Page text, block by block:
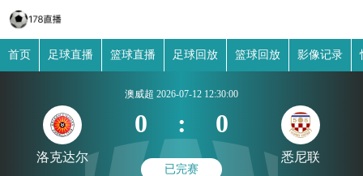
首页 足球直播 篮球直播 足球回放 篮球回放 影像记录
洛克达尔
澳威超 2026-07-12 12:30:00
0 : 0
已完赛
悉尼联